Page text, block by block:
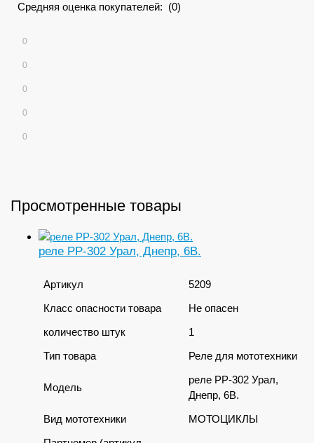
Средняя оценка покупателей: (0)
0
0
0
0
0
Просмотренные товары
реле РР-302 Урал, Днепр, 6В.
Артикул
5209
Класс опасности товара
Не опасен
количество штук
1
Тип товара
Реле для мототехники
Модель
реле РР-302 Урал,
Днепр, 6В.
Вид мототехники
МОТОЦИКЛЫ